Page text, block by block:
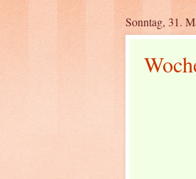
Sonntag, 31.